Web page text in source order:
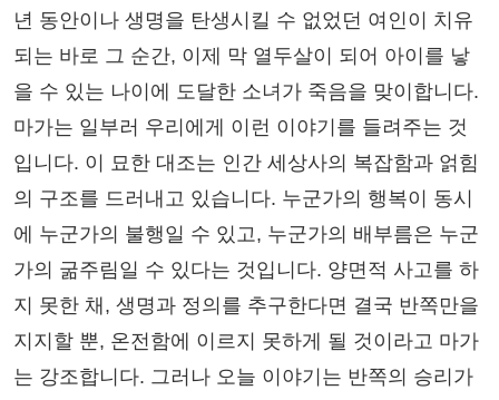
년 동안이나 생명을 탄생시킬 수 없었던 여인이 치유
되는 바로 그 순간, 이제 막 열두살이 되어 아이를 낳
을 수 있는 나이에 도달한 소녀가 죽음을 맞이합니다.
마가는 일부러 우리에게 이런 이야기를 들려주는 것
입니다. 이 묘한 대조는 인간 세상사의 복잡함과 얽힘
의 구조를 드러내고 있습니다. 누군가의 행복이 동시
에 누군가의 불행일 수 있고, 누군가의 배부름은 누군
가의 굶주림일 수 있다는 것입니다. 양면적 사고를 하
지 못한 채, 생명과 정의를 추구한다면 결국 반쪽만을
지지할 뿐, 온전함에 이르지 못하게 될 것이라고 마가
는 강조합니다. 그러나 오늘 이야기는 반쪽의 승리가